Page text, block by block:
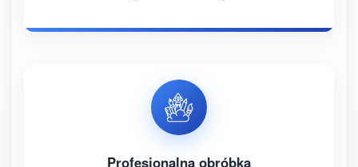
Profesjonalna obróbka